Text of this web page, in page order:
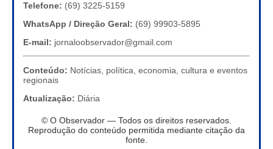
Telefone: (69) 3225-5159
WhatsApp / Direção Geral: (69) 99903-5895
E-mail: jornaloobservador@gmail.com
Conteúdo: Notícias, política, economia, cultura e eventos
regionais
Atualização: Diária
© O Observador — Todos os direitos reservados.
Reprodução do conteúdo permitida mediante citação da
fonte.